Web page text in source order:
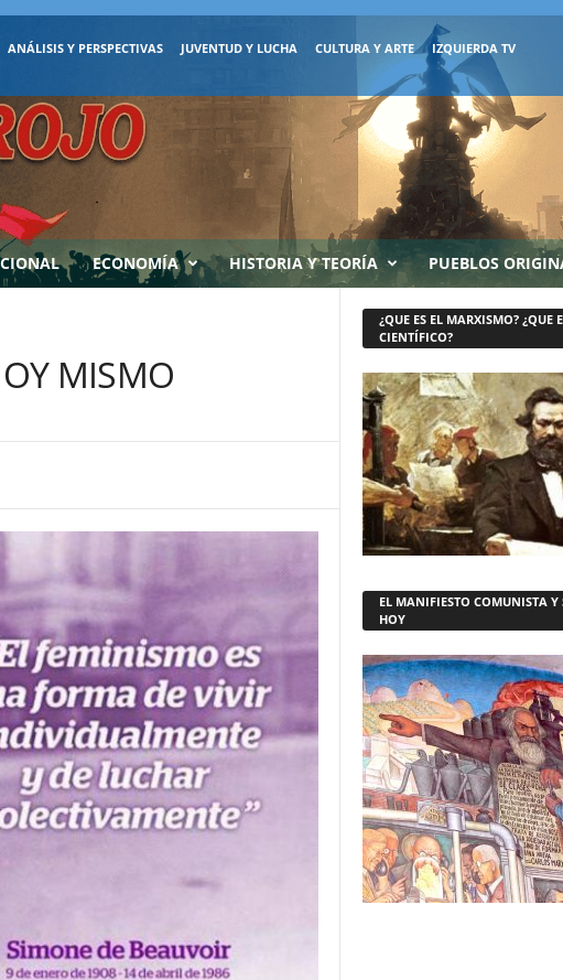
ANÁLISIS Y PERSPECTIVAS JUVENTUD Y LUCHA CULTURA Y ARTE IZQUIERDA TV
ECONOMÍA HISTORIA Y TEORÍA PUEBLOS
MISMO
¿QUE ES EL MARXISMO? ¿QUE
CIENTÍFICO?
EL MANIFIESTO COMUNISTA Y
HOY